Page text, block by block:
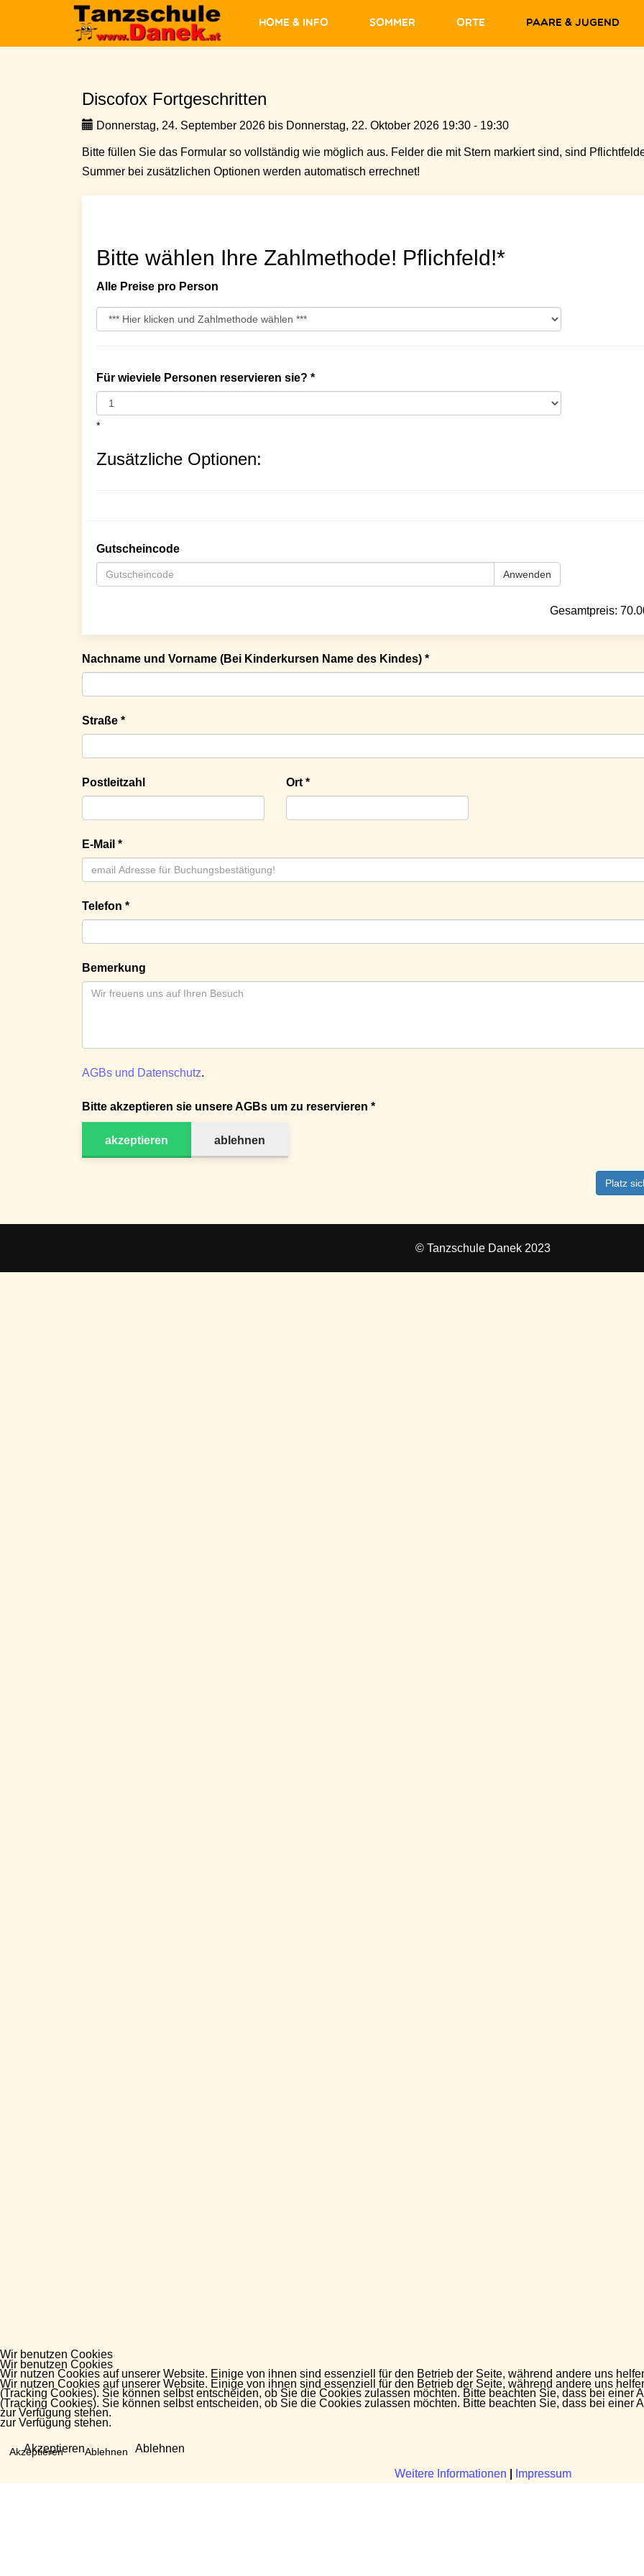
Home & Info Sommer Orte Paare & Jugend
Discofox Fortgeschritten
Donnerstag, 24. September 2026 bis Donnerstag, 22. Oktober 2026 19:30 - 19:30
Bitte füllen Sie das Formular so vollständig wie möglich aus. Felder die mit Stern markiert sind, sind
Summer bei zusätzlichen Optionen werden automatisch errechnet!
Bitte wählen Ihre Zahlmethode! Pflichfeld!*
Alle Preise pro Person
Für wieviele Personen reservieren sie? *
*
Zusätzliche Optionen:
Gutscheincode
Anwenden
Gesamtpreis:
Nachname und Vorname (Bei Kinderkursen Name des Kindes) *
Straße *
Postleitzahl Ort *
E-Mail *
Telefon *
Bemerkung
AGBs und Datenschutz.
Bitte akzeptieren sie unsere AGBs um zu reservieren *
akzeptieren ablehnen
Wir benutzen Cookies
Wir nutzen Cookies auf unserer Website. Einige von ihnen sind essenziell für den Betrieb der Seite, während andere uns
(Tracking Cookies). Sie können selbst entscheiden, ob Sie die Cookies zulassen möchten. Bitte beachten Sie, dass bei
zur Verfügung stehen.
Akzeptieren Ablehnen
Weitere Informationen Impressum
Platz
© Tanzschule Danek 2023
Wir benutzen Cookies
Wir nutzen Cookies auf unserer Website. Einige von ihnen sind essenziell für den Betrieb der Seite, während andere uns
(Tracking Cookies). Sie können selbst entscheiden, ob Sie die Cookies zulassen möchten. Bitte beachten Sie, dass bei
zur Verfügung stehen.
Akzeptieren Ablehnen
Weitere Informationen Impressum